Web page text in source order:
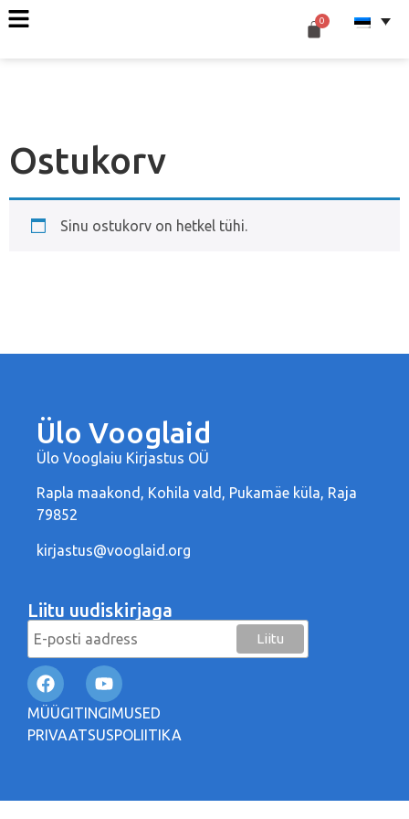
Ostukorv
Sinu ostukorv on hetkel tühi.
Ülo Vooglaid
Ülo Vooglaiu Kirjastus OÜ
Rapla maakond, Kohila vald, Pukamäe küla, Raja
79852
kirjastus@vooglaid.org
Liitu uudiskirjaga
MÜÜGITINGIMUSED
PRIVAATSUSPOLIITIKA